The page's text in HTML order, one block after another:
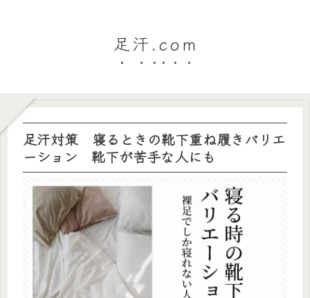
足汗.com
足汗対策 寝るときの靴下重ね履きバリエ
ーション 靴下が苦手な人にも